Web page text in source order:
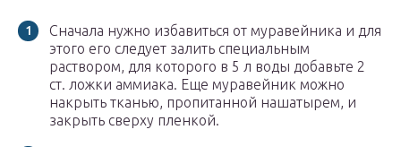
Сначала нужно избавиться от муравейника и для
этого его следует залить специальным
раствором, для которого в 5 л воды добавьте 2
ст. ложки аммиака. Еще муравейник можно
накрыть тканью, пропитанной нашатырем, и
закрыть сверху пленкой.